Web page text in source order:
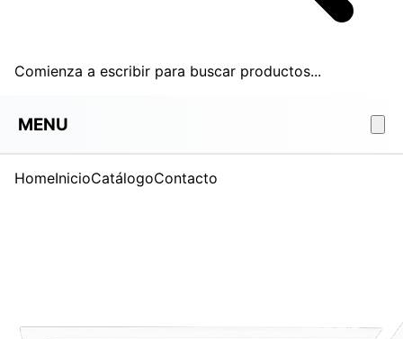
Comienza a escribir para buscar productos...
MENU
HomeInicioCatálogoContacto